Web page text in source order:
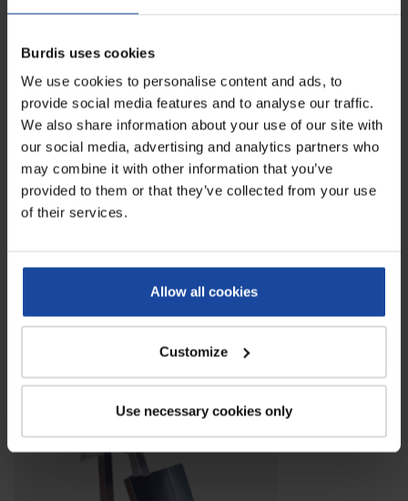
Burdis uses cookies
We use cookies to personalise content and ads, to
provide social media features and to analyse our traffic.
We also share information about your use of our site with
our social media, advertising and analytics partners who
may combine it with other information that you’ve
provided to them or that they’ve collected from your use
of their services.
Allow all cookies
Customize
Use necessary cookies only
Poids
Capacité 21 litres
Avis 0
Soyez le premier à rédiger un avis !
À voir également